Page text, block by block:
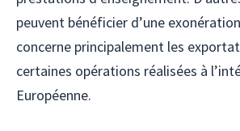
peuvent bénéficier d’une
concerne principalement les
certaines opérations réalisées à
Européenne.